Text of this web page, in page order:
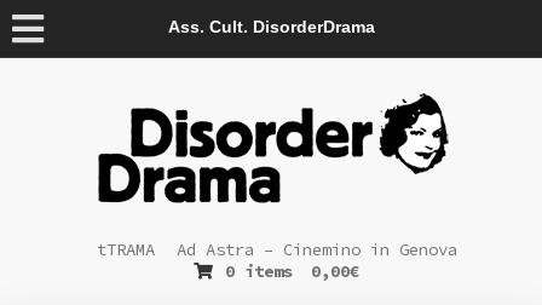
Ass. Cult. DisorderDrama
tTRAMA
Ad Astra – Cinemino in Genova
0 items
0,00€